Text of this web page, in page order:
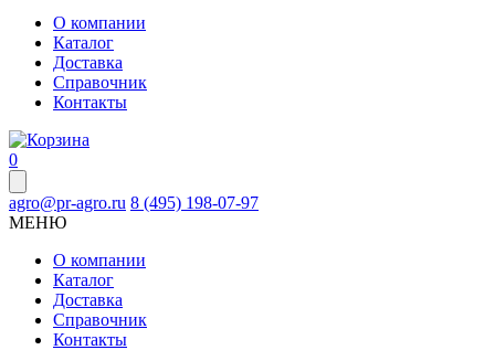
О компании
Каталог
Доставка
Справочник
Контакты
0
agro@pr-agro.ru 8 (495) 198-07-97
МЕНЮ
О компании
Каталог
Доставка
Справочник
Контакты